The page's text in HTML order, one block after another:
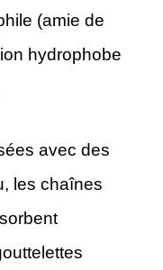
(amie de
hydrophobe
avec des
les chaînes